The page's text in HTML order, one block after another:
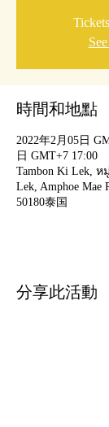
時間和地點
2022年2月05日
日 GMT+7 17:00
Tambon Ki Lek,
Lek, Amphoe Mae
50180泰国
分享此活動